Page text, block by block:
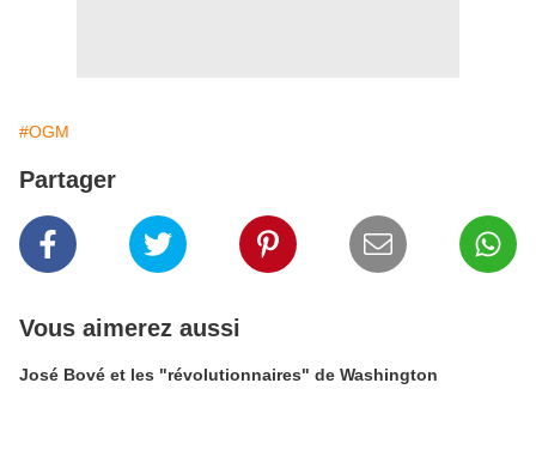
#OGM
Partager
Vous aimerez aussi
José Bové et les "révolutionnaires" de Washington